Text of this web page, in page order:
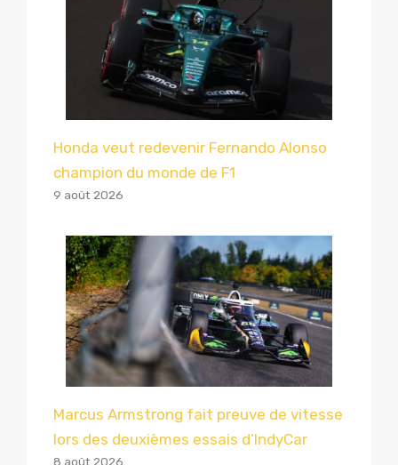
Honda veut redevenir Fernando Alonso
champion du monde de F1
9 août 2026
Marcus Armstrong fait preuve de vitesse
lors des deuxièmes essais d’IndyCar
8 août 2026